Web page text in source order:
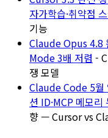
자가학습·취약점
기능
Claude Opus 4.8
Mode 3배 저렴 -
쟁 모델
Claude Code 5월
션 ID·MCP 메모리
향 — Cursor vs